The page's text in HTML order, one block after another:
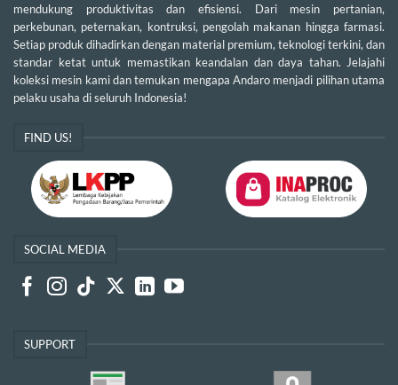
mendukung produktivitas dan efisiensi. Dari mesin pertanian,
perkebunan, peternakan, kontruksi, pengolah makanan hingga farmasi.
Setiap produk dihadirkan dengan material premium, teknologi terkini, dan
standar ketat untuk memastikan keandalan dan daya tahan. Jelajahi
koleksi mesin kami dan temukan mengapa Andaro menjadi pilihan utama
pelaku usaha di seluruh Indonesia!
FIND US!
SOCIAL MEDIA
SUPPORT